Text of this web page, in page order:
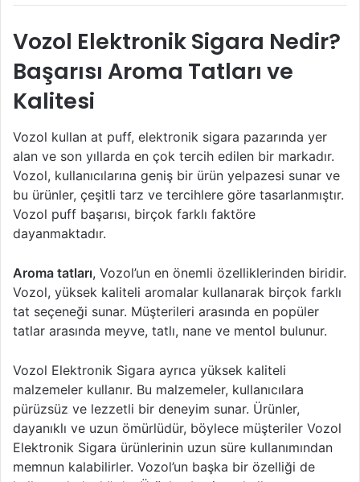
Vozol Elektronik Sigara Nedir?
Başarısı Aroma Tatları ve
Kalitesi
Vozol kullan at puff, elektronik sigara pazarında yer
alan ve son yıllarda en çok tercih edilen bir markadır.
Vozol, kullanıcılarına geniş bir ürün yelpazesi sunar ve
bu ürünler, çeşitli tarz ve tercihlere göre tasarlanmıştır.
Vozol puff başarısı, birçok farklı faktöre
dayanmaktadır.
Aroma tatları, Vozol’un en önemli özelliklerinden biridir.
Vozol, yüksek kaliteli aromalar kullanarak birçok farklı
tat seçeneği sunar. Müşterileri arasında en popüler
tatlar arasında meyve, tatlı, nane ve mentol bulunur.
Vozol Elektronik Sigara ayrıca yüksek kaliteli
malzemeler kullanır. Bu malzemeler, kullanıcılara
pürüzsüz ve lezzetli bir deneyim sunar. Ürünler,
dayanıklı ve uzun ömürlüdür, böylece müşteriler Vozol
Elektronik Sigara ürünlerinin uzun süre kullanımından
memnun kalabilirler. Vozol’un başka bir özelliği de